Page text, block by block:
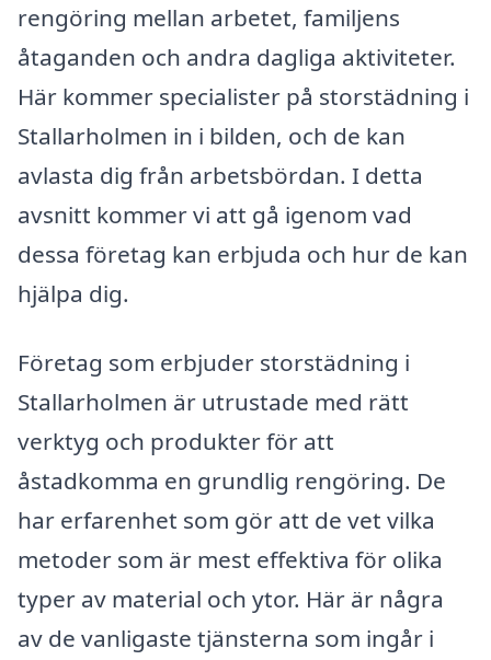
rengöring mellan arbetet, familjens
åtaganden och andra dagliga aktiviteter.
Här kommer specialister på storstädning i
Stallarholmen in i bilden, och de kan
avlasta dig från arbetsbördan. I detta
avsnitt kommer vi att gå igenom vad
dessa företag kan erbjuda och hur de kan
hjälpa dig.
Företag som erbjuder storstädning i
Stallarholmen är utrustade med rätt
verktyg och produkter för att
åstadkomma en grundlig rengöring. De
har erfarenhet som gör att de vet vilka
metoder som är mest effektiva för olika
typer av material och ytor. Här är några
av de vanligaste tjänsterna som ingår i